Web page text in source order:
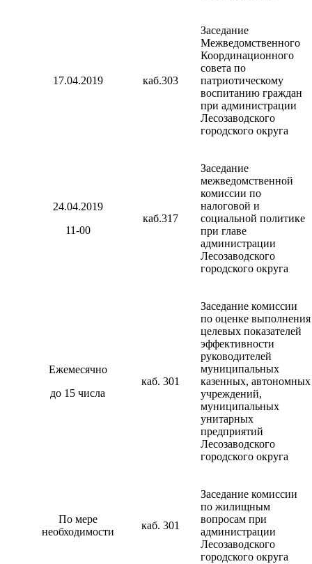
17.04.2019 каб.303
Заседание
Межведомственного
Координационного
совета по
патриотическому
воспитанию граждан
при администрации
Лесозаводского
городского округа
24.04.2019
11-00
каб.317
Заседание
межведомственной
комиссии по
налоговой и
социальной политике
при главе
администрации
Лесозаводского
городского округа
Ежемесячно
до 15 числа
каб. 301
Заседание комиссии
по оценке выполнения
целевых показателей
эффективности
руководителей
муниципальных
казенных, автономных
учреждений,
муниципальных
унитарных
предприятий
Лесозаводского
городского округа
По мере
необходимости
каб. 301
Заседание комиссии
по жилищным
вопросам при
администрации
Лесозаводского
городского округа